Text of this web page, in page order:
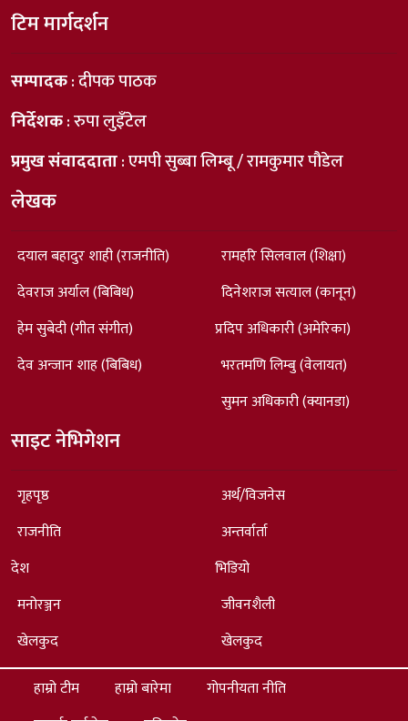
टिम मार्गदर्शन
सम्पादक: दीपक पाठक
निर्देशक: रुपा लुइँटेल
प्रमुख संवाददाता: एमपी सुब्बा लिम्बू / रामकुमार पौडेल
लेखक
दयाल बहादुर शाही (राजनीति)
देवराज अर्याल (बिबिध)
हेम सुबेदी (गीत संगीत)
देव अन्जान शाह (बिबिध)
रामहरि सिलवाल (शिक्षा)
दिनेशराज सत्याल (कानून)
प्रदिप अधिकारी (अमेरिका)
भरतमणि लिम्बु (वेलायत)
सुमन अधिकारी (क्यानडा)
साइट नेभिगेशन
गृहपृष्ठ
राजनीति
देश
मनोरञ्जन
खेलकुद
अर्थ/विजनेस
अन्तर्वार्ता
भिडियो
जीवनशैली
खेलकुद
हाम्रो टीम
हाम्रो बारेमा
गोपनीयता नीति